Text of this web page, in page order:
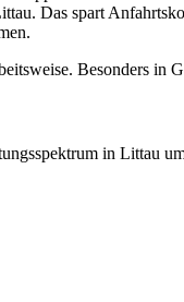
Das spart
Besonders
in Littau